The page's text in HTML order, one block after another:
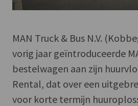
MAN Truck & Bus N.V.
vorig jaar geïntroduceerde
bestelwagen aan zijn
Rental, dat over een
voor korte termijn